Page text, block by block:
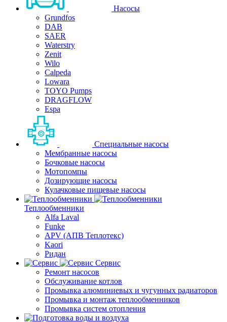
Насосы
Grundfos
DAB
SAER
Waterstry
Zenit
Wilo
Calpeda
Lowara
TOYO Pumps
DRAGFLOW
Espa
Специальные насосы
Мембранные насосы
Бочковые насосы
Мотопомпы
Дозирующие насосы
Кулачковые пищевые насосы
Теплообменники
Alfa Laval
Funke
APV (АПВ Теплотекс)
Kaori
Ридан
Сервис
Ремонт насосов
Обслуживание котлов
Промывка алюминиевых и чугунных радиаторов
Промывка и монтаж теплообменников
Промывка систем отопления